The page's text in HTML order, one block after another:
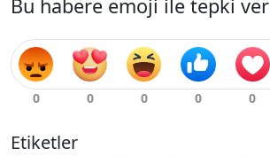
Bu habere emoji ile tepki ver
Etiketler